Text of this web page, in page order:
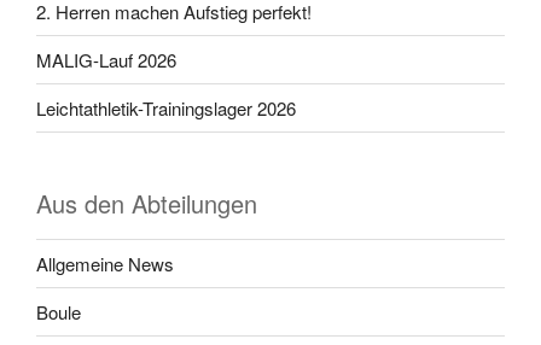
2. Herren machen Aufstieg perfekt!
MALIG-Lauf 2026
Leichtathletik-Trainingslager 2026
Aus den Abteilungen
Allgemeine News
Boule